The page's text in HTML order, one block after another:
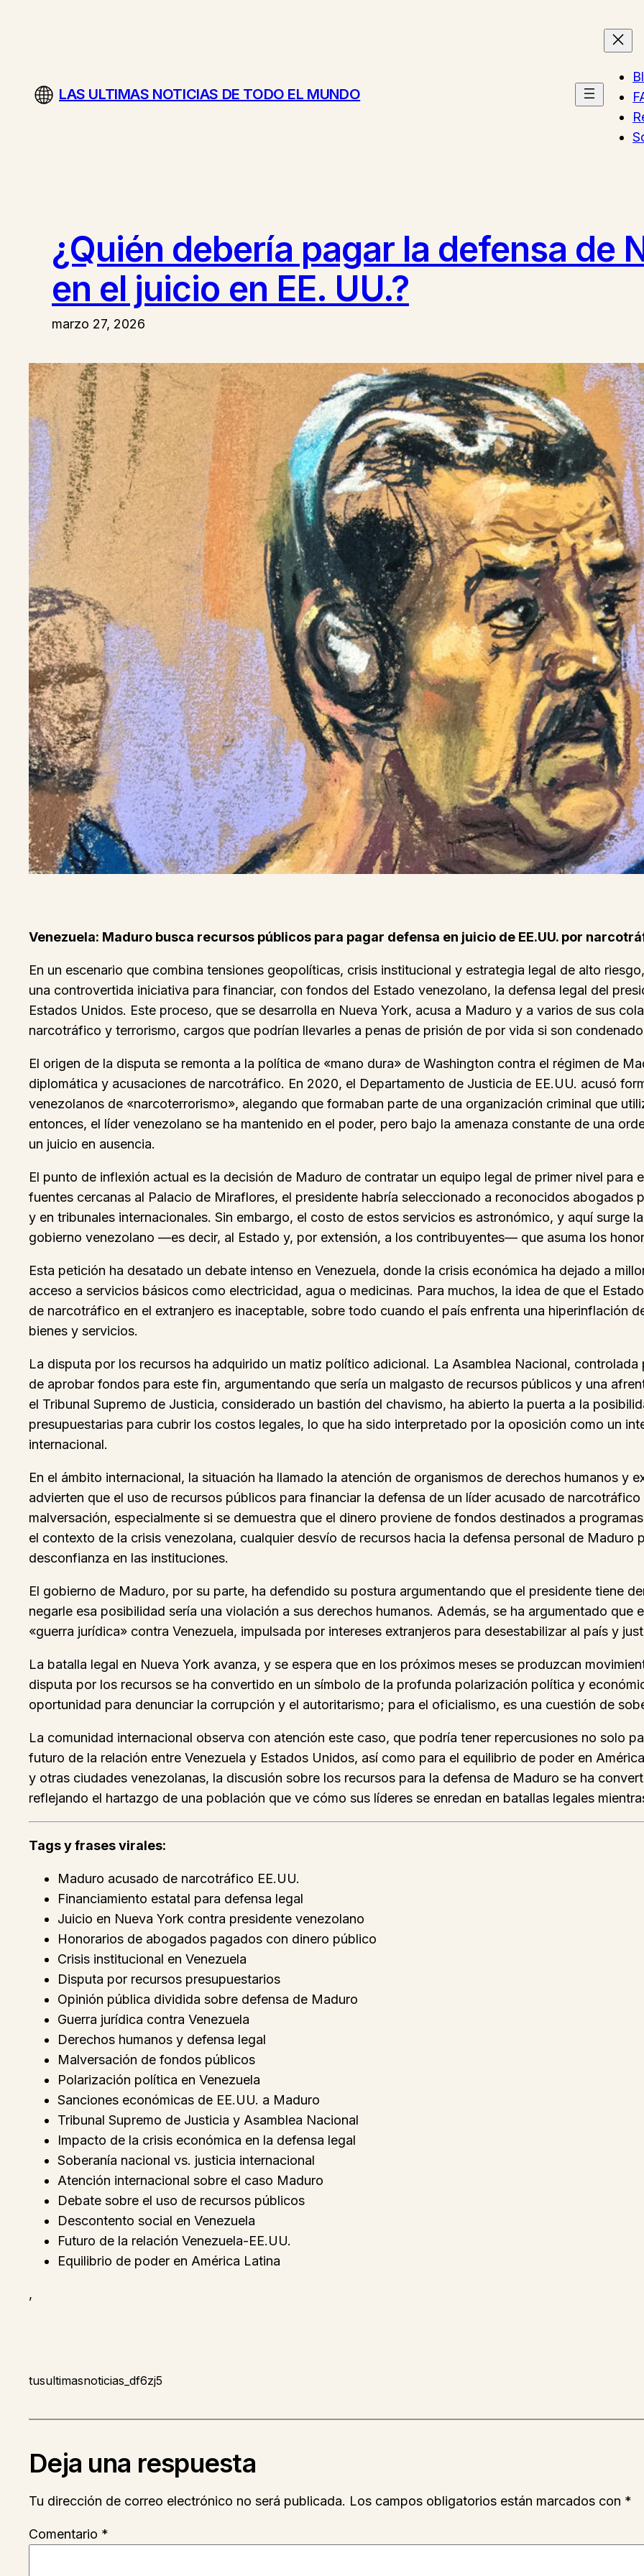
LAS ULTIMAS NOTICIAS DE TODO EL MUNDO
¿Quién debería pagar la defensa de
en el juicio en EE. UU.?
marzo 27, 2026
Venezuela: Maduro busca recursos públicos para pagar defensa en juicio de EE.UU. por
En un escenario que combina tensiones geopolíticas, crisis institucional y estrategia legal de alto
una controvertida iniciativa para financiar, con fondos del Estado venezolano, la defensa legal del
Estados Unidos. Este proceso, que se desarrolla en Nueva York, acusa a Maduro y a varios de sus
narcotráfico y terrorismo, cargos que podrían llevarles a penas de prisión de por vida si son
El origen de la disputa se remonta a la política de «mano dura» de Washington contra el régimen de
diplomática y acusaciones de narcotráfico. En 2020, el Departamento de Justicia de EE.UU. acusó
venezolanos de «narcoterrorismo», alegando que formaban parte de una organización criminal que
entonces, el líder venezolano se ha mantenido en el poder, pero bajo la amenaza constante de una
un juicio en ausencia.
El punto de inflexión actual es la decisión de Maduro de contratar un equipo legal de primer nivel para
fuentes cercanas al Palacio de Miraflores, el presidente habría seleccionado a reconocidos abogados
y en tribunales internacionales. Sin embargo, el costo de estos servicios es astronómico, y aquí surge
gobierno venezolano —es decir, al Estado y, por extensión, a los contribuyentes— que asuma los
Esta petición ha desatado un debate intenso en Venezuela, donde la crisis económica ha dejado a
acceso a servicios básicos como electricidad, agua o medicinas. Para muchos, la idea de que el
de narcotráfico en el extranjero es inaceptable, sobre todo cuando el país enfrenta una hiperinflación
bienes y servicios.
La disputa por los recursos ha adquirido un matiz político adicional. La Asamblea Nacional,
de aprobar fondos para este fin, argumentando que sería un malgasto de recursos públicos y una
el Tribunal Supremo de Justicia, considerado un bastión del chavismo, ha abierto la puerta a la
presupuestarias para cubrir los costos legales, lo que ha sido interpretado por la oposición como un
internacional.
En el ámbito internacional, la situación ha llamado la atención de organismos de derechos humanos y
advierten que el uso de recursos públicos para financiar la defensa de un líder acusado de
malversación, especialmente si se demuestra que el dinero proviene de fondos destinados a
el contexto de la crisis venezolana, cualquier desvío de recursos hacia la defensa personal de
desconfianza en las instituciones.
El gobierno de Maduro, por su parte, ha defendido su postura argumentando que el presidente tiene
negarle esa posibilidad sería una violación a sus derechos humanos. Además, se ha argumentado que
«guerra jurídica» contra Venezuela, impulsada por intereses extranjeros para desestabilizar al país y
La batalla legal en Nueva York avanza, y se espera que en los próximos meses se produzcan
disputa por los recursos se ha convertido en un símbolo de la profunda polarización política y
oportunidad para denunciar la corrupción y el autoritarismo; para el oficialismo, es una cuestión de
La comunidad internacional observa con atención este caso, que podría tener repercusiones no solo
futuro de la relación entre Venezuela y Estados Unidos, así como para el equilibrio de poder en
y otras ciudades venezolanas, la discusión sobre los recursos para la defensa de Maduro se ha
reflejando el hartazgo de una población que ve cómo sus líderes se enredan en batallas legales
Tags y frases virales:
Maduro acusado de narcotráfico EE.UU.
Financiamiento estatal para defensa legal
Juicio en Nueva York contra presidente venezolano
Honorarios de abogados pagados con dinero público
Crisis institucional en Venezuela
Disputa por recursos presupuestarios
Opinión pública dividida sobre defensa de Maduro
Guerra jurídica contra Venezuela
Derechos humanos y defensa legal
Malversación de fondos públicos
Polarización política en Venezuela
Sanciones económicas de EE.UU. a Maduro
Tribunal Supremo de Justicia y Asamblea Nacional
Impacto de la crisis económica en la defensa legal
Soberanía nacional vs. justicia internacional
Atención internacional sobre el caso Maduro
Debate sobre el uso de recursos públicos
Descontento social en Venezuela
Futuro de la relación Venezuela-EE.UU.
Equilibrio de poder en América Latina
,
tusultimasnoticias_df6zj5
Deja una respuesta
Tu dirección de correo electrónico no será publicada. Los campos obligatorios están marcados con *
Comentario *